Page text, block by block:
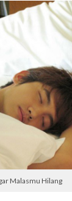
Malasmu Hilang